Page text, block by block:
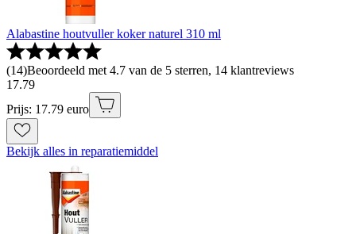
Alabastine houtvuller koker naturel 310 ml
(14)Beoordeeld met 4.7 van de 5 sterren, 14 klantreviews
17.79
Prijs: 17.79 euro
Bekijk alles in reparatiemiddel